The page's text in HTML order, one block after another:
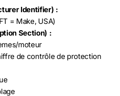
Identifier) :
= Make, USA)
Section) :
moteur
de contrôle de protection